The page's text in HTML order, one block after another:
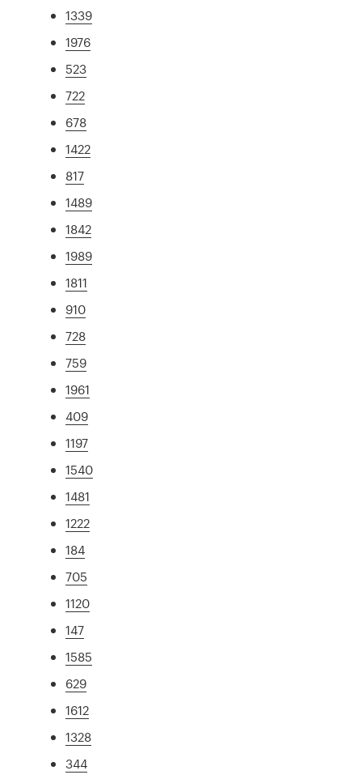
1339
1976
523
722
678
1422
817
1489
1842
1989
1811
910
728
759
1961
409
1197
1540
1481
1222
184
705
1120
147
1585
629
1612
1328
344